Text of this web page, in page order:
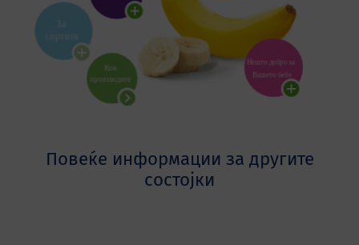
Повеќе информации за другите
состојки